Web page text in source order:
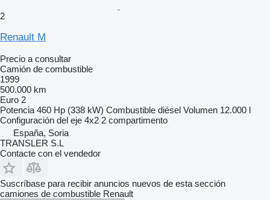
2
Renault M
Precio a consultar
Camión de combustible
1999
500.000 km
Euro 2
Potencia 460 Hp (338 kW) Combustible diésel Volumen 12.000 l
Configuración del eje 4x2 2 compartimento
España, Soria
TRANSLER S.L
Contacte con el vendedor
Suscríbase para recibir anuncios nuevos de esta sección
camiones de combustible Renault